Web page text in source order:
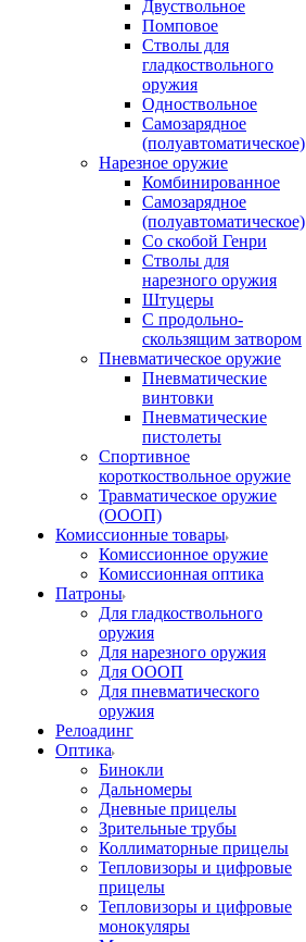
Двуствольное
Помповое
Стволы для
гладкоствольного
оружия
Одноствольное
Самозарядное
(полуавтоматическое)
Нарезное оружие
Комбинированное
Самозарядное
(полуавтоматическое)
Со скобой Генри
Стволы для
нарезного оружия
Штуцеры
С продольно-
скользящим затвором
Пневматическое оружие
Пневматические
винтовки
Пневматические
пистолеты
Спортивное
короткоствольное оружие
Травматическое оружие
(ОООП)
Комиссионные товары
Комиссионное оружие
Комиссионная оптика
Патроны
Для гладкоствольного
оружия
Для нарезного оружия
Для ОООП
Для пневматического
оружия
Релоадинг
Оптика
Бинокли
Дальномеры
Дневные прицелы
Зрительные трубы
Коллиматорные прицелы
Тепловизоры и цифровые
прицелы
Тепловизоры и цифровые
монокуляры